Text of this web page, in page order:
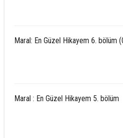
Maral: En Güzel Hikayem 6. bölüm
Maral : En Güzel Hikayem 5. bölüm